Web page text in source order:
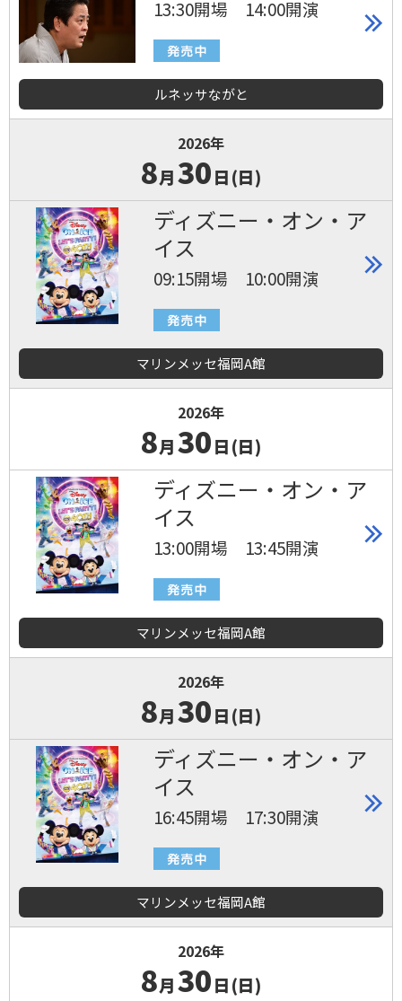
13:30開場 14:00開演
ルネッサながと
2026年
8月30日(日)
ディズニー・オン・ア
イス
09:15開場 10:00開演
マリンメッセ福岡A館
2026年
8月30日(日)
ディズニー・オン・ア
イス
13:00開場 13:45開演
マリンメッセ福岡A館
2026年
8月30日(日)
ディズニー・オン・ア
イス
16:45開場 17:30開演
マリンメッセ福岡A館
2026年
8月30日(日)